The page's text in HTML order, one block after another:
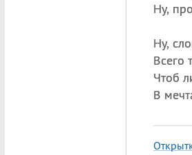
Ну,
Ну,
Всего
Чтоб
В